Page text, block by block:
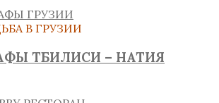
В ГРУЗИИ
ТБИЛИСИ – НАТИЯ